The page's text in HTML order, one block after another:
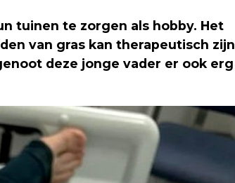
tuinen te zorgen als hobby. Het
van gras kan therapeutisch zijn
deze jonge vader er ook erg